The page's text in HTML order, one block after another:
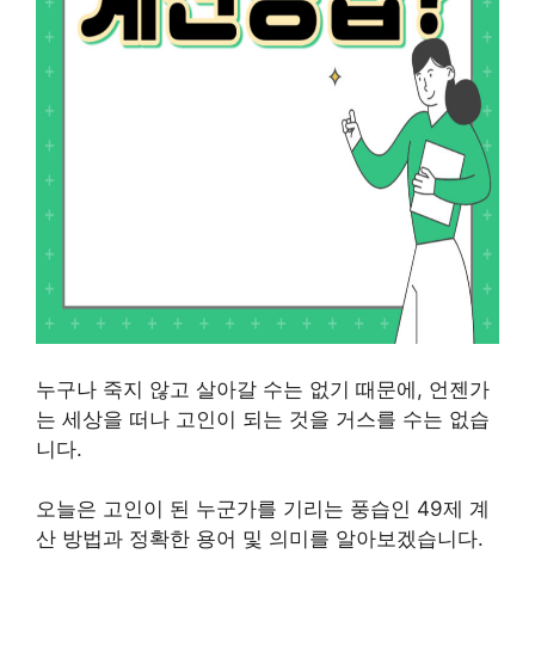
누구나 죽지 않고 살아갈 수는 없기 때문에, 언젠가
는 세상을 떠나 고인이 되는 것을 거스를 수는 없습
니다.
오늘은 고인이 된 누군가를 기리는 풍습인 49제 계
산 방법과 정확한 용어 및 의미를 알아보겠습니다.